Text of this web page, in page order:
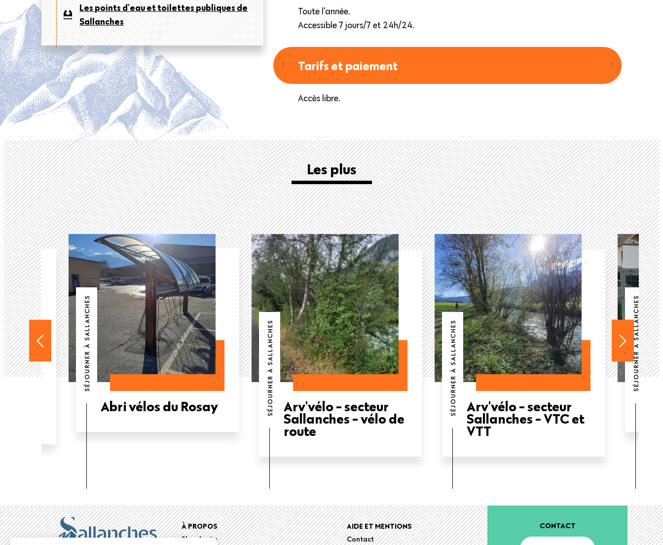
Les points d'eau et toilettes publiques de
Sallanches
Toute l'année.
Accessible 7 jours/7 et 24h/24.
Tarifs et paiement
Accès libre.
Les plus
SÉJOURNER À SALLANCHES
Abri vélos du Rosay SÉJOURNER À SALLANCHES Arv'vélo - secteur
Sallanches - vélo de
route
SÉJOURNER À SALLANCHES Arv'vélo - secteur
Sallanches - VTC et
VTT
SÉJOURNER À SALLANCHES
CONTACT
Footer
À PROPOS
Plan du site
AIDE ET MENTIONS
Contact